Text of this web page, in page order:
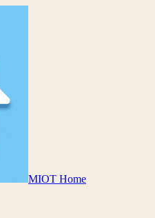
MIOT Home